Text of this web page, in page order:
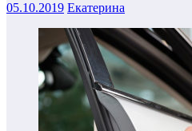
05.10.2019 Екатерина